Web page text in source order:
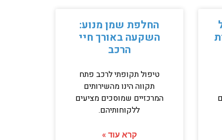
החלפת שמן מנוע:
השקעה באורך חיי
הרכב
טיפול תקופתי לרכב פתח
תקווה הינו מהשירותים
המרכזיים שמוסכים מציעים
ללקוחותיהם.
קרא עוד »